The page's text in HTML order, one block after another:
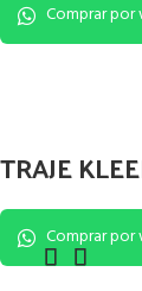
Comprar por
TRAJE
Comprar por